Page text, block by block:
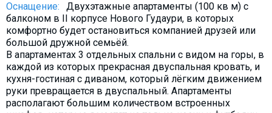
Оснащение:
Двухэтажные апартаменты (100 кв м) с
балконом в II корпусе Нового Гудаури, в которых
комфортно будет остановиться компанией друзей или
большой дружной семьёй.
В апартаментах 3 отдельных спальни с видом на горы, в
каждой из которых прекрасная двуспальная кровать, и
кухня-гостиная с диваном, который лёгким движением
руки превращается в двуспальный. Апартаменты
располагают большим количеством встроенных
About Georgia
Visas
What to drink?
Local money
Mobile phones
Gallery